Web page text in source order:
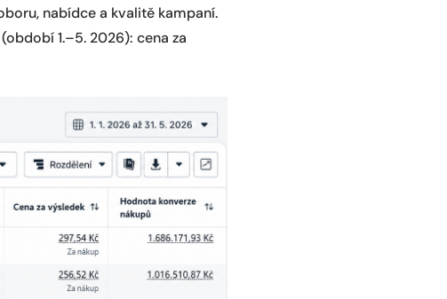
nabídce a kvalitě kampaní.
(období 1.–5. 2026): cena za